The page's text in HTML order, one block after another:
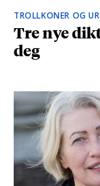
TROLLKONER OG
Tre nye
deg